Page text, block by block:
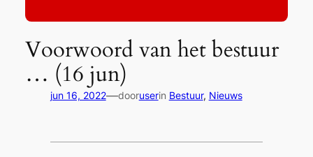
Voorwoord van het bestuur
… (16 jun)
jun 16, 2022—dooruserin Bestuur, Nieuws